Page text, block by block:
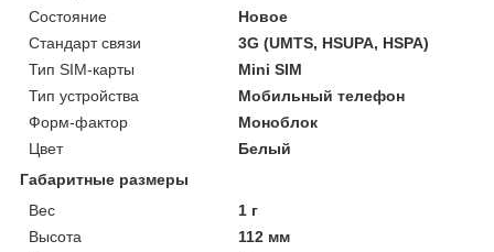
Состояние
Новое
Стандарт связи
3G (UMTS, HSUPA, HSPA)
Тип SIM-карты
Mini SIM
Тип устройства
Мобильный телефон
Форм-фактор
Моноблок
Цвет
Белый
Габаритные размеры
Вес
1 г
Высота
112 мм